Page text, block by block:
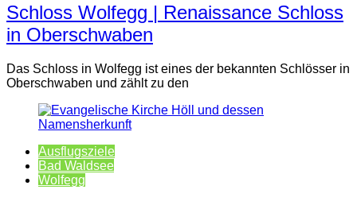
Schloss Wolfegg | Renaissance Schloss
in Oberschwaben
Das Schloss in Wolfegg ist eines der bekannten Schlösser in
Oberschwaben und zählt zu den
Ausflugsziele
Bad Waldsee
Wolfegg